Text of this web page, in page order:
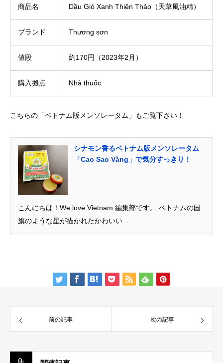
商品名 Dầu Gió Xanh Thiên Thảo（天草風油精）
ブランド Thương sơn
値段 約170円（2023年2月）
購入拠点 Nhà thuốc
こちらの「ベトナム版メンソレータム」もご覧下さい！
シナモン香るベトナム版メンソレータム
「Cao Sao Vàng」で気分すっきり！
こんにちは！We love Vietnam 編集部です。 ベトナムの国
旗のような星が描かれたかわいい...
前の記事 次の記事